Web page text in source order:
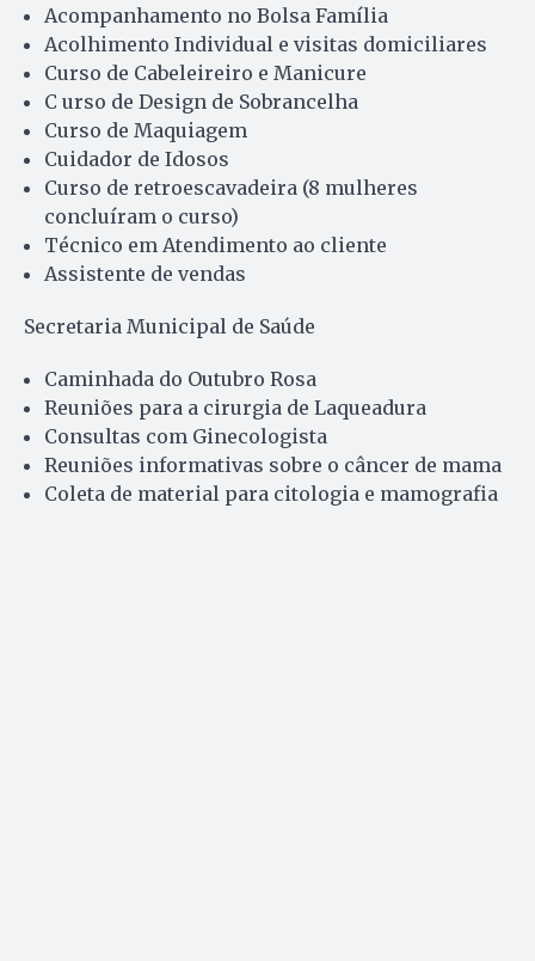
Acompanhamento no Bolsa Família
Acolhimento Individual e visitas domiciliares
Curso de Cabeleireiro e Manicure
C urso de Design de Sobrancelha
Curso de Maquiagem
Cuidador de Idosos
Curso de retroescavadeira (8 mulheres
concluíram o curso)
Técnico em Atendimento ao cliente
Assistente de vendas
Secretaria Municipal de Saúde
Caminhada do Outubro Rosa
Reuniões para a cirurgia de Laqueadura
Consultas com Ginecologista
Reuniões informativas sobre o câncer de mama
Coleta de material para citologia e mamografia